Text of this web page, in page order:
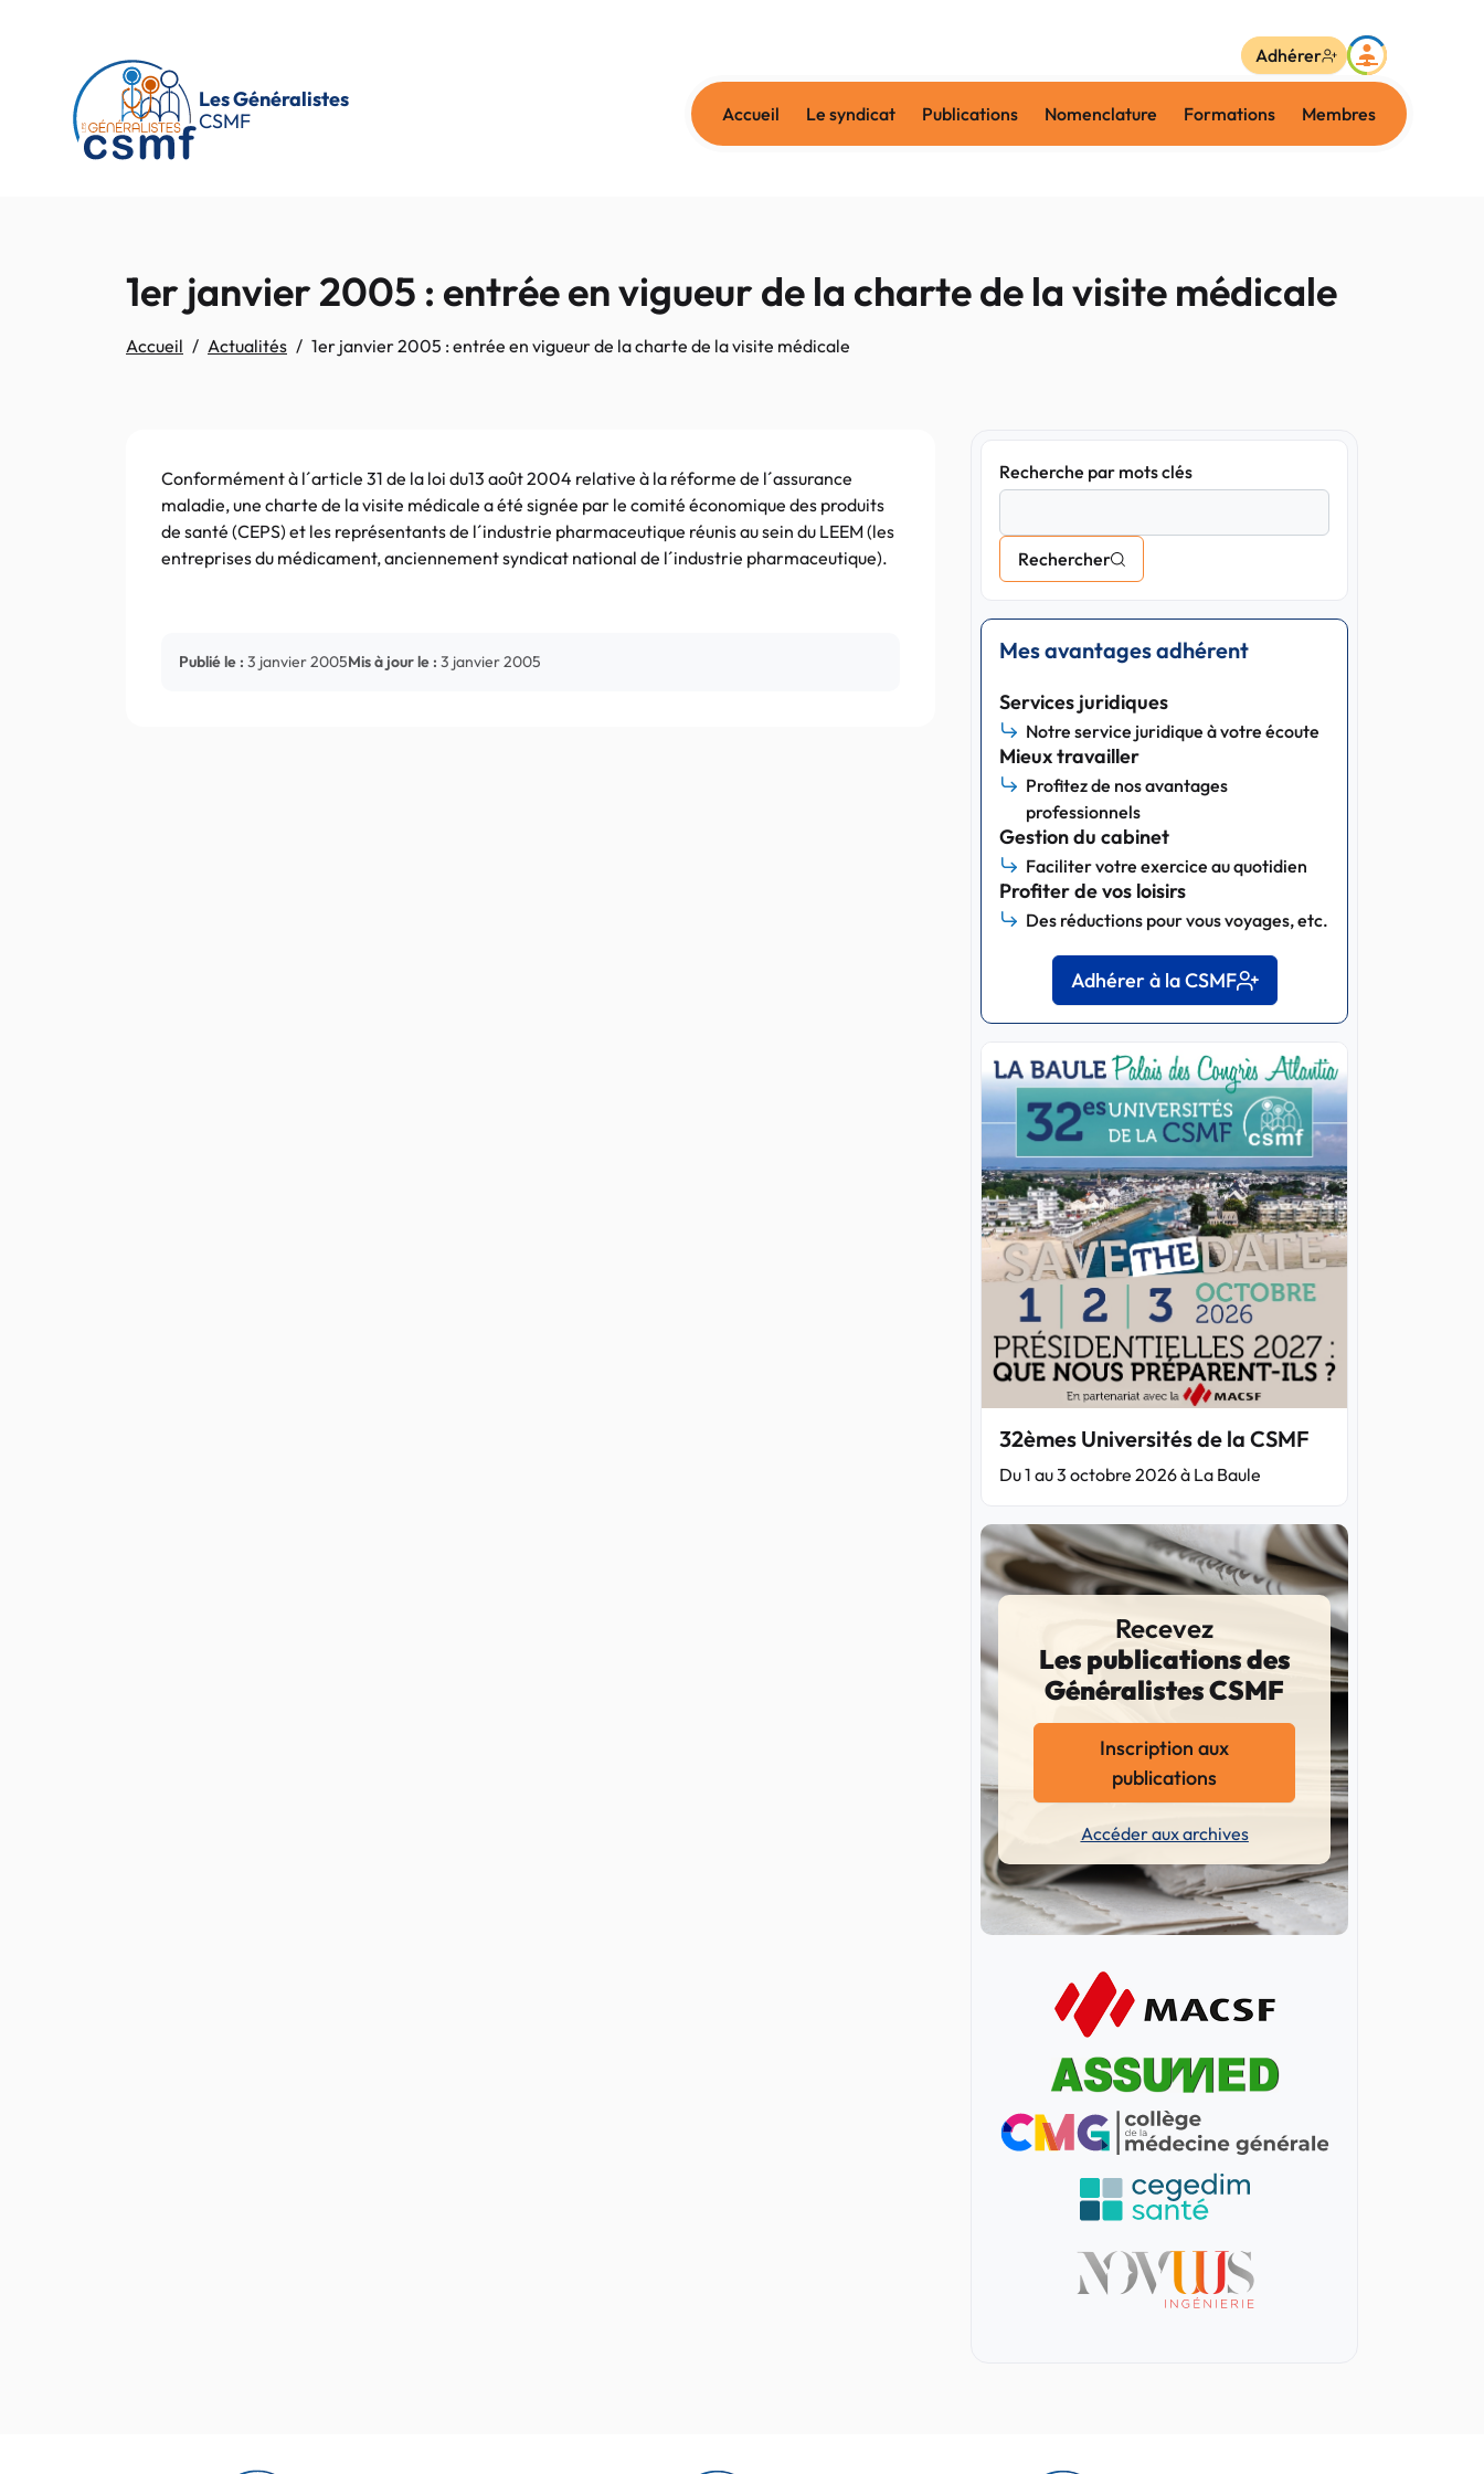
Les Généralistes
CSMF
Accueil Le syndicat Publications Nomenclature Formations Membres
Adhérer
1er janvier 2005 : entrée en vigueur de la charte de la visite médicale
Accueil Actualités 1er janvier 2005 : entrée en vigueur de la charte de la visite médicale
Conformément à l´article 31 de la loi du13 août 2004 relative à la réforme de l´assurance
maladie, une charte de la visite médicale a été signée par le comité économique des produits
de santé (CEPS) et les représentants de l´industrie pharmaceutique réunis au sein du LEEM (les
entreprises du médicament, anciennement syndicat national de l´industrie pharmaceutique).
Publié le : 3 janvier 2005Mis à jour le : 3 janvier 2005
Recherche par mots clés
Rechercher
Mes avantages adhérent
Services juridiques
Notre service juridique à votre écoute
Mieux travailler
Profitez de nos avantages
professionnels
Gestion du cabinet
Faciliter votre exercice au quotidien
Profiter de vos loisirs
Des réductions pour vous voyages, etc.
Adhérer à la CSMF
32èmes Universités de la CSMF
Du 1 au 3 octobre 2026 à La Baule
Recevez
Les publications des
Généralistes CSMF
Inscription aux
publications
Accéder aux archives